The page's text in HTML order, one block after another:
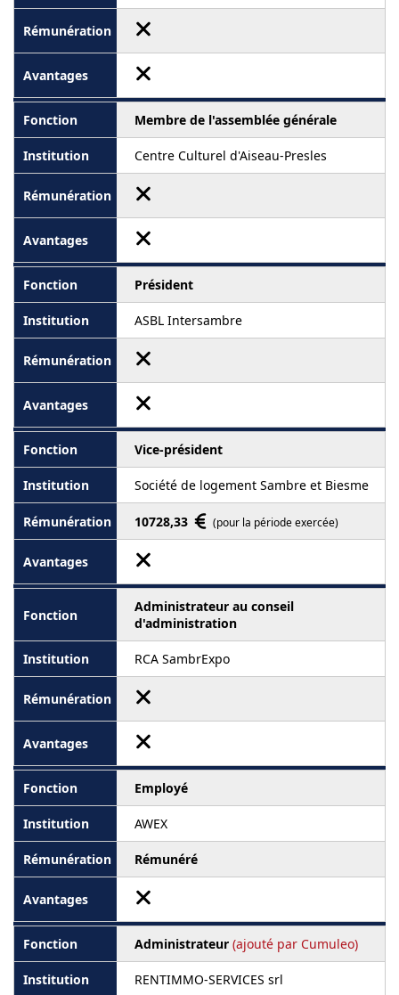
Membre de l'assemblée générale
Centre Culturel d'Aiseau-Presles
Président
ASBL Intersambre
Vice-président
Société de logement Sambre et Biesme
10728,33 (pour la période exercée)
Administrateur au conseil
d'administration
RCA SambrExpo
Employé
AWEX
Rémunéré
Administrateur (ajouté par Cumuleo)
RENTIMMO-SERVICES srl